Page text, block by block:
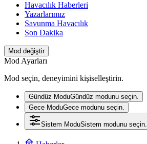
Havacılık Haberleri
Yazarlarımız
Savunma Havacılık
Son Dakika
Mod değiştir
Mod Ayarları
Mod seçin, deneyimini kişiselleştirin.
Gündüz ModuGündüz modunu seçin.
Gece ModuGece modunu seçin.
Sistem ModuSistem modunu seçin.